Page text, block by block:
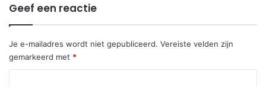
Geef een reactie
Je e-mailadres wordt niet gepubliceerd. Vereiste velden zijn
gemarkeerd met *